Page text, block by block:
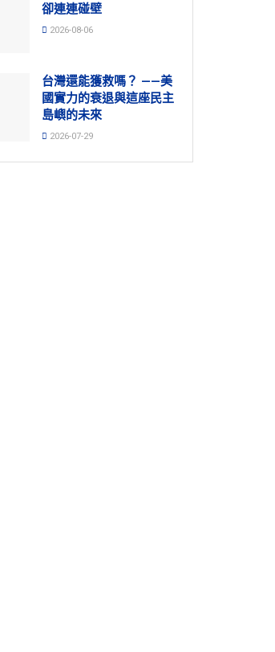
卻連連碰壁
2026-08-06
台灣還能獲救嗎？ ——美
國實力的衰退與這座民主
島嶼的未來
2026-07-29